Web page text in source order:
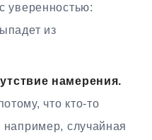
уверенностью:
из
намерения.
что кто-то
например, случайная